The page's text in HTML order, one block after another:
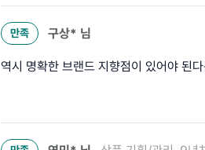
만족 구상* 님
역시 명확한 브랜드 지향점이 있어야 된